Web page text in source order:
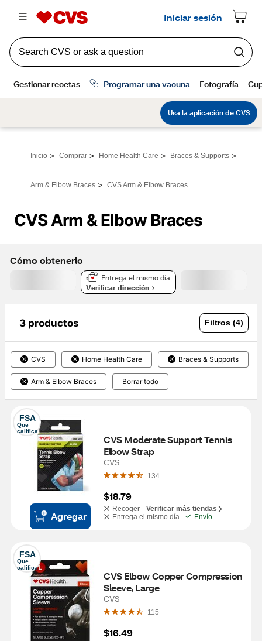
Inicio > Comprar > Home Health Care > Braces & Supports >
Arm & Elbow Braces > CVS Arm & Elbow Braces
CVS Arm & Elbow Braces
Cómo obtenerlo
Entrega el mismo día
Verificar dirección
3 productos Filtros (4)
CVS Home Health Care Braces & Supports
Arm & Elbow Braces Borrar todo
FSA
Que
califica
Agregar
CVS Moderate Support Tennis
Elbow Strap
CVS
134
$18.79
Recoger - Verificar más tiendas
Entrega el mismo día
Envío
FSA
Que
califica
CVS Elbow Copper Compression
Sleeve, Large
CVS
115
$16.49